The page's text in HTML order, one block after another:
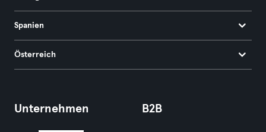
Spanien
Österreich
Unternehmen B2B